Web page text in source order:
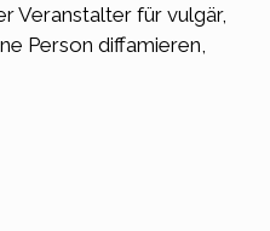
Veranstalter für vulgär,
Person diffamieren,